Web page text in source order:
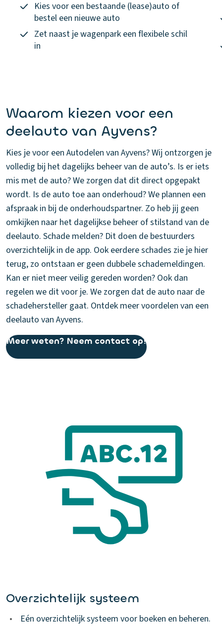
Kies voor een bestaande (lease)auto of
bestel een nieuwe auto
Zet naast je wagenpark een flexibele schil
in
Waarom kiezen voor een
deelauto van Ayvens?
Kies je voor een Autodelen van Ayvens? Wij ontzorgen je
volledig bij het dagelijks beheer van de auto’s. Is er iets
mis met de auto? We zorgen dat dit direct opgepakt
wordt. Is de auto toe aan onderhoud? We plannen een
afspraak in bij de onderhoudspartner. Zo heb jij geen
omkijken naar het dagelijkse beheer of stilstand van de
deelauto. Schade melden? Dit doen de bestuurders
overzichtelijk in de app. Ook eerdere schades zie je hier
terug, zo ontstaan er geen dubbele schademeldingen.
Kan er niet meer veilig gereden worden? Ook dan
regelen we dit voor je. We zorgen dat de auto naar de
schadehersteller gaat. Ontdek meer voordelen van een
deelauto van Ayvens.
Meer weten? Neem contact op!
Overzichtelijk systeem
•
Eén overzichtelijk systeem voor boeken en beheren.